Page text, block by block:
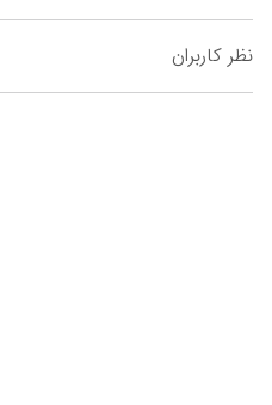
نظر کاربران